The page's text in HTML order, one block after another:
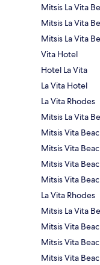
Mitsis La Vita
Mitsis La Vita
Mitsis La Vita
Vita Hotel
Hotel La Vita
La Vita Hotel
La Vita Rhodes
Mitsis La Vita
Mitsis Vita
Mitsis Vita
Mitsis Vita
Mitsis Vita
La Vita Rhodes
Mitsis La Vita
Mitsis Vita
Mitsis Vita
Mitsis Vita